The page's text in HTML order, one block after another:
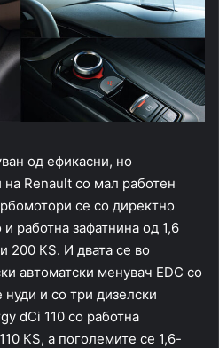
од ефикасни, но
Renault со мал работен
се со директно
работна зафатнина од 1,6
200 КЅ. И двата се во
автоматски менувач EDC со
нуди и со три дизелски
dCi 110 со работна
КЅ, а поголемите се 1,6-